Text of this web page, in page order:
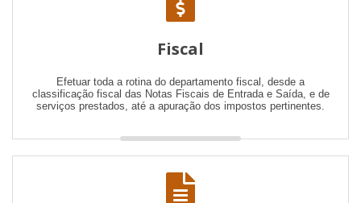
Fiscal
Efetuar toda a rotina do departamento fiscal, desde a
classificação fiscal das Notas Fiscais de Entrada e Saída, e de
serviços prestados, até a apuração dos impostos pertinentes.